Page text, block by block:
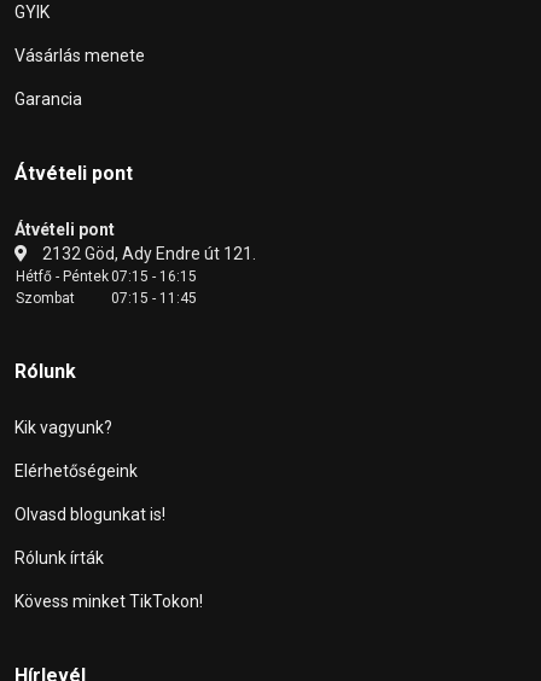
GYIK
Vásárlás menete
Garancia
Átvételi pont
Átvételi pont
2132 Göd, Ady Endre út 121.
Hétfő - Péntek07:15 - 16:15
Szombat
07:15 - 11:45
Rólunk
Kik vagyunk?
Elérhetőségeink
Olvasd blogunkat is!
Rólunk írták
Kövess minket TikTokon!
Hírlevél